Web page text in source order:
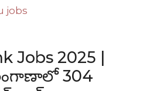
jobs
Jobs 2025 |
304